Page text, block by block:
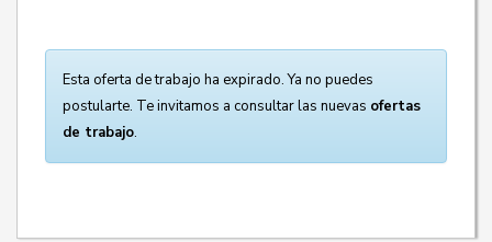
Esta oferta de trabajo ha expirado. Ya no puedes
postularte. Te invitamos a consultar las nuevas ofertas
de trabajo.